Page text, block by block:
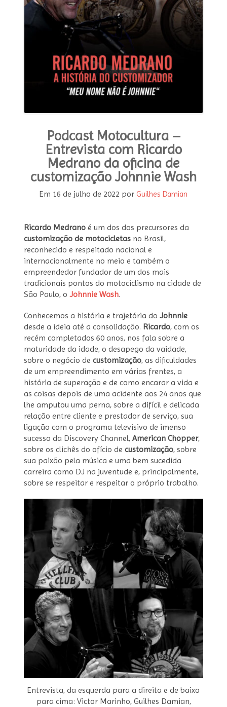
MODA E ESTILO
Podcast Motocultura –
Entrevista com Ricardo
Medrano da oficina de
customização Johnnie Wash
Em 16 de julho de 2022 por Guilhes Damian
Ricardo Medrano é um dos dos precursores da
customização de motocicletas no Brasil,
reconhecido e respeitado nacional e
internacionalmente no meio e também o
empreendedor fundador de um dos mais
tradicionais pontos do motociclismo na cidade de
São Paulo, o Johnnie Wash.
Conhecemos a história e trajetória do Johnnie
desde a ideia até a consolidação. Ricardo, com os
recém completados 60 anos, nos fala sobre a
maturidade da idade, o desapego da vaidade,
sobre o negócio de customização, as dificuldades
de um empreendimento em várias frentes, a
história de superação e de como encarar a vida e
as coisas depois de uma acidente aos 24 anos que
lhe amputou uma perna, sobre a difícil e delicada
relação entre cliente e prestador de serviço, sua
ligação com o programa televisivo de imenso
sucesso da Discovery Channel, American Chopper,
sobre os clichês do ofício de customização, sobre
sua paixão pela música e uma bem sucedida
carreira como DJ na juventude e, principalmente,
sobre se respeitar e respeitar o próprio trabalho.
Entrevista, da esquerda para a direita e de baixo
para cima: Victor Marinho, Guilhes Damian,